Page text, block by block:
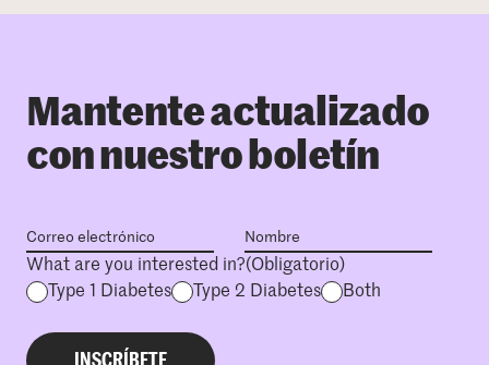
Mantente actualizado
con nuestro boletín
What are you interested in?(Obligatorio)
Type 1 Diabetes
Type 2 Diabetes Both